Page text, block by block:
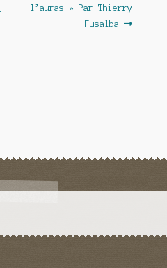
l’auras » Par Thierry
Fusalba